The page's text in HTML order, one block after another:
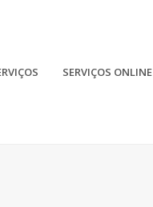
SERVIÇOS ONLINE